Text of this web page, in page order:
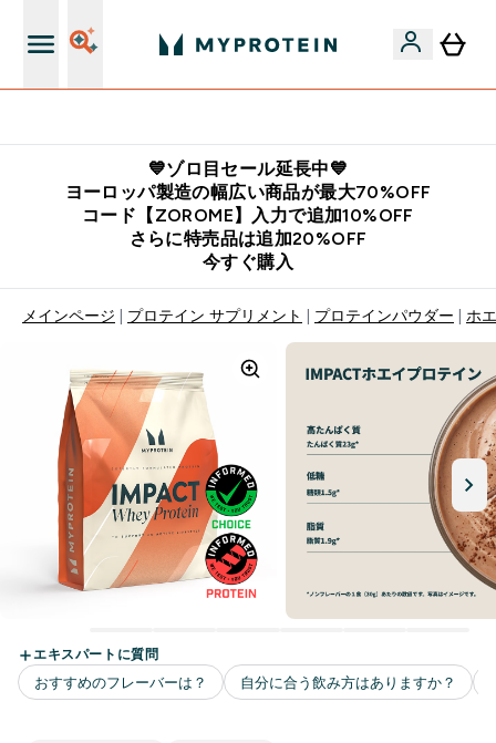
💙ゾロ目セール延長中💙
ヨーロッパ製造の幅広い商品が最大70%OFF
コード【ZOROME】入力で追加10%OFF
さらに特売品は追加20%OFF
今すぐ購入
メインページ プロテイン サプリメント プロテインパウダー ホ